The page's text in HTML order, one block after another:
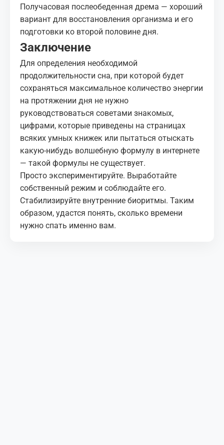
Получасовая послеобеденная дрема — хороший
вариант для восстановления организма и его
подготовки ко второй половине дня.
Заключение
Для определения необходимой
продолжительности сна, при которой будет
сохраняться максимальное количество энергии
на протяжении дня не нужно
руководствоваться советами знакомых,
цифрами, которые приведены на страницах
всяких умных книжек или пытаться отыскать
какую-нибудь волшебную формулу в интернете
— такой формулы не существует.
Просто экспериментируйте. Выработайте
собственный режим и соблюдайте его.
Стабилизируйте внутренние биоритмы. Таким
образом, удастся понять, сколько времени
нужно спать именно вам.